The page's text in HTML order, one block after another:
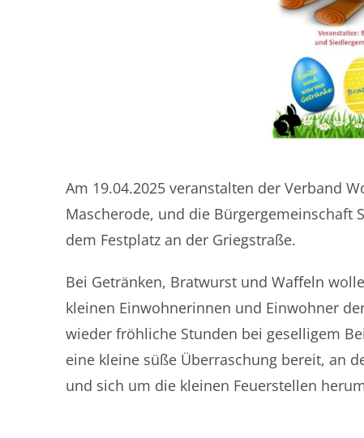
Am 19.04.2025 veranstalten der Verband
Mascherode, und die Bürgergemeinschaft
dem Festplatz an der Griegstraße.
Bei Getränken, Bratwurst und Waffeln
kleinen Einwohnerinnen und Einwohner
wieder fröhliche Stunden bei geselligem
eine kleine süße Überraschung bereit, an
und sich um die kleinen Feuerstellen